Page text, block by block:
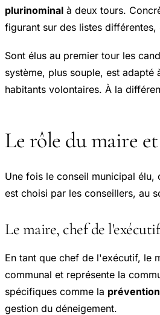
plurinominal à deux tours.
figurant sur des listes différentes,
Sont élus au premier tour les
système, plus souple, est adapté
habitants volontaires. À la
Le rôle du maire
Une fois le conseil municipal élu,
est choisi par les conseillers, au
Le maire, chef de
En tant que chef de l'exécutif, le
communal et représente la
spécifiques comme la
gestion du déneigement.